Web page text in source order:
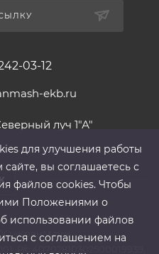
03-12
ekb.ru
луч 1"А"
«КранМаш»
,Р/с 40702810302500019939,
для улучшения работы
вы соглашаетесь с
файлов cооkies. Чтобы
Положениями о
использовании файлов
с соглашением на